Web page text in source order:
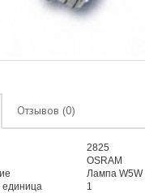
Отзывов (0)
2825
OSRAM
Лампа W5W
единица
1